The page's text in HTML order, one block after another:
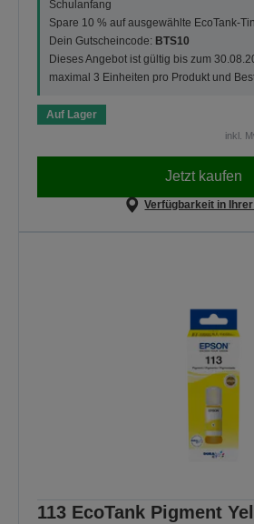
Schulanfang
Spare 10 % auf ausgewählte EcoTank-
Dein Gutscheincode: BTS10
Dieses Angebot ist gültig bis zum
maximal 3 Einheiten pro Produkt und
Auf Lager
inkl.
Jetzt kaufen
Verfügbarkeit in Ihrer
113 EcoTank Pigment